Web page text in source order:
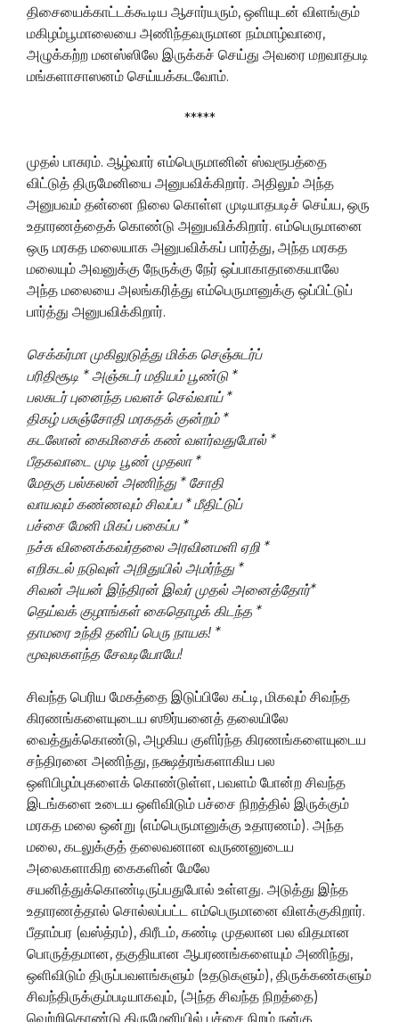
திசையைக்காட்டக்கூடிய ஆசார்யரும், ஒளியுடன் விளங்கும்
மகிழம்பூமாலையை அணிந்தவருமான நம்மாழ்வாரை,
அழுக்கற்ற மனஸ்ஸிலே இருக்கச் செய்து அவரை மறவாதபடி
மங்களாசாஸனம் செய்யக்கடவோம்.
*****
முதல் பாசுரம். ஆழ்வார் எம்பெருமானின் ஸ்வரூபத்தை
விட்டுத் திருமேனியை அனுபவிக்கிறார். அதிலும் அந்த
அனுபவம் தன்னை நிலை கொள்ள முடியாதபடிச் செய்ய, ஒரு
உதாரணத்தைக் கொண்டு அனுபவிக்கிறார். எம்பெருமானை
ஒரு மரகத மலையாக அனுபவிக்கப் பார்த்து, அந்த மரகத
மலையும் அவனுக்கு நேருக்கு நேர் ஒப்பாகாதாகையாலே
அந்த மலையை அலங்கரித்து எம்பெருமானுக்கு ஒப்பிட்டுப்
பார்த்து அனுபவிக்கிறார்.
செக்கர்மா முகிலுடுத்து மிக்க செஞ்சுடர்ப்
பரிதிசூடி * அஞ்சுடர் மதியம் பூண்டு *
பலசுடர் புனைந்த பவளச் செவ்வாய் *
திகழ் பசுஞ்சோதி மரகதக் குன்றம் *
கடலோன் கைமிசைக் கண் வளர்வதுபோல் *
பீதகவாடை முடி பூண் முதலா *
மேதகு பல்கலன் அணிந்து * சோதி
வாயவும் கண்ணவும் சிவப்ப * மீதிட்டுப்
பச்சை மேனி மிகப் பகைப்ப *
நச்சு வினைக்கவர்தலை அரவினமளி ஏறி *
எறிகடல் நடுவுள் அறிதுயில் அமர்ந்து *
சிவன் அயன் இந்திரன் இவர் முதல் அனைத்தோர்*
தெய்வக் குழாங்கள் கைதொழக் கிடந்த *
தாமரை உந்தி தனிப் பெரு நாயக! *
மூவுலகளந்த சேவடியோயே!
சிவந்த பெரிய மேகத்தை இடுப்பிலே கட்டி, மிகவும் சிவந்த
கிரணங்களையுடைய ஸூர்யனைத் தலையிலே
வைத்துக்கொண்டு, அழகிய குளிர்ந்த கிரணங்களையுடைய
சந்திரனை அணிந்து, நக்ஷத்ரங்களாகிய பல
ஒளிபிழம்புகளைக் கொண்டுள்ள, பவளம் போன்ற சிவந்த
இடங்களை உடைய ஒளிவிடும் பச்சை நிறத்தில் இருக்கும்
மரகத மலை ஒன்று (எம்பெருமானுக்கு உதாரணம்). அந்த
மலை, கடலுக்குத் தலைவனான வருணனுடைய
அலைகளாகிற கைகளின் மேலே
சயனித்துக்கொண்டிருப்பதுபோல் உள்ளது. அடுத்து இந்த
உதாரணத்தால் சொல்லப்பட்ட எம்பெருமானை விளக்குகிறார்.
பீதாம்பர (வஸ்த்ரம்), கிரீடம், கண்டி முதலான பல விதமான
பொருத்தமான, தகுதியான ஆபரணங்களையும் அணிந்து,
ஒளிவிடும் திருப்பவளங்களும் (உதடுகளும்), திருக்கண்களும்
சிவந்திருக்கும்படியாகவும், (அந்த சிவந்த நிறத்தை)
வெற்றிகொண்டு திருமேனியில் பச்சை நிறம் நன்கு